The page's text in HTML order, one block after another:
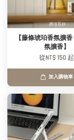
【藤條琥珀香氛擴
氛擴香】
從NT$ 150 起
加入購物車